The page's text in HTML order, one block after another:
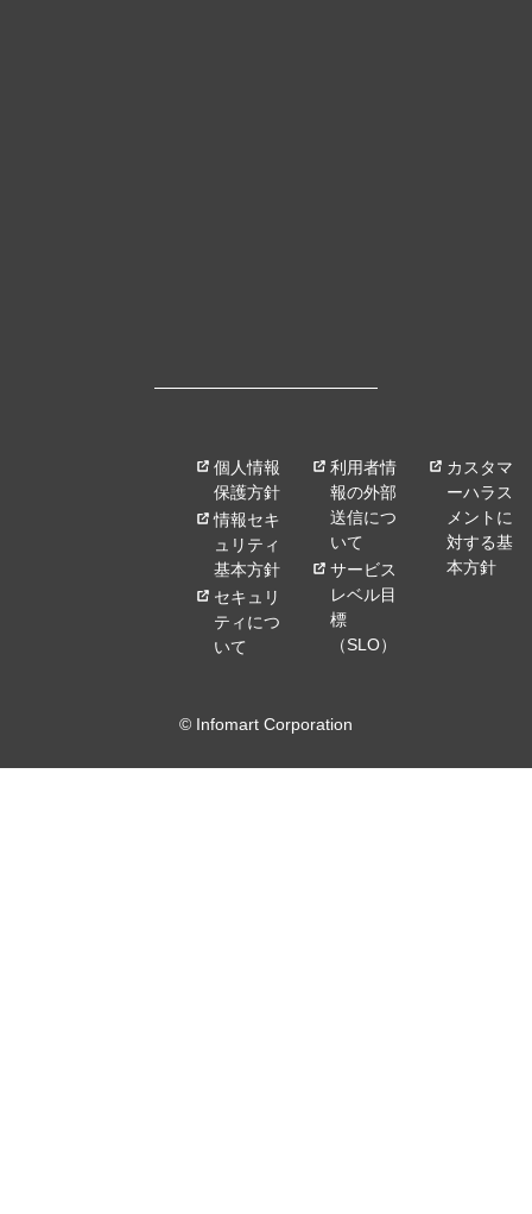
個人情報
保護方針
情報セキ
ュリティ
基本方針
セキュリ
ティにつ
いて
利用者情
報の外部
送信につ
いて
サービス
レベル目
標
（SLO）
カスタマ
ーハラス
メントに
対する基
本方針
© Infomart Corporation